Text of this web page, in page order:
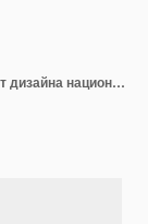
Флаг Доминиканской Республики элемент дизайна национальный день независимости баннер лента psd